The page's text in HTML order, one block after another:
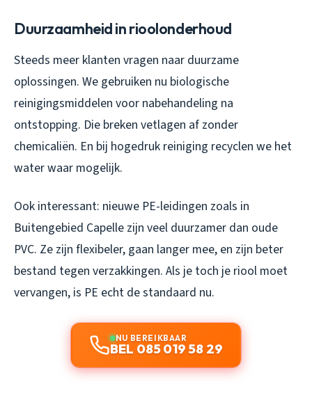
Duurzaamheid in rioolonderhoud
Steeds meer klanten vragen naar duurzame
oplossingen. We gebruiken nu biologische
reinigingsmiddelen voor nabehandeling na
ontstopping. Die breken vetlagen af zonder
chemicaliën. En bij hogedruk reiniging recyclen we het
water waar mogelijk.
Ook interessant: nieuwe PE-leidingen zoals in
Buitengebied Capelle zijn veel duurzamer dan oude
PVC. Ze zijn flexibeler, gaan langer mee, en zijn beter
bestand tegen verzakkingen. Als je toch je riool moet
vervangen, is PE echt de standaard nu.
NU BEREIKBAAR
BEL 085 019 58 29